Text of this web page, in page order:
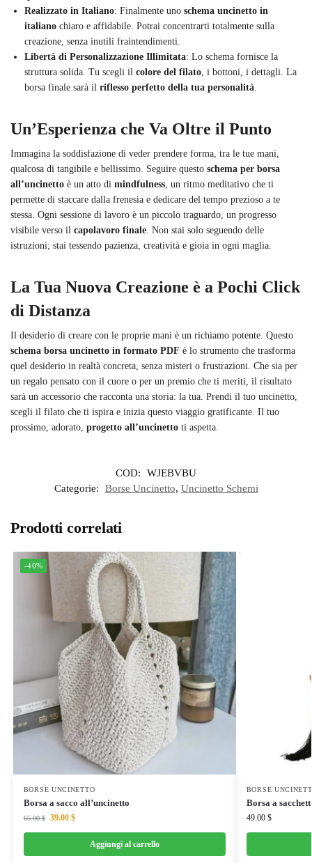
Realizzato in Italiano: Finalmente uno schema uncinetto in
italiano chiaro e affidabile. Potrai concentrarti totalmente sulla
creazione, senza inutili fraintendimenti.
Libertà di Personalizzazione Illimitata: Lo schema fornisce la
struttura solida. Tu scegli il colore del filato , i bottoni, i dettagli. La
borsa finale sarà il riflesso perfetto della tua personalità
Un’Esperienza che Va Oltre il Punto
Immagina la soddisfazione di veder prendere forma, tra le tue mani,
qualcosa di tangibile e bellissimo. Seguire questo schema per borsa
all’uncinetto è un atto di mindfulness , un ritmo meditativo che ti
permette di staccare dalla frenesia e dedicare del tempo prezioso a te
stessa. Ogni sessione di lavoro è un piccolo traguardo, un progresso
visibile verso il capolavoro finale . Non stai solo seguendo delle
istruzioni; stai tessendo pazienza, creatività e gioia in ogni maglia.
La Tua Nuova Creazione è a Pochi Click
di Distanza
Il desiderio di creare con le proprie mani è un richiamo potente. Questo
schema borsa uncinetto in formato PDF è lo strumento che trasforma
quel desiderio in realtà concreta, senza misteri o frustrazioni. Che sia per
un regalo pensato con il cuore o per un premio che ti meriti, il risultato
sarà un accessorio che racconta una storia: la tua. Prendi il tuo uncinetto,
scegli il filato che ti ispira e inizia questo viaggio gratificante. Il tuo
prossimo, adorato, progetto all’uncinetto ti aspetta.
COD:
WJEBVBU
Categorie:
Borse Uncinetto, Uncinetto Schemi
Prodotti correlati
-40%
BORSE UNCINETTO
Borsa a sacco all’uncinetto
65.00$ 39.00 $
Aggiungi al carrello
BORSE
Borsa a
49.00 $